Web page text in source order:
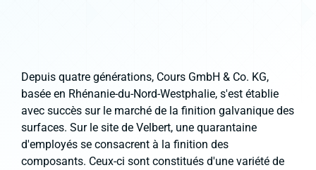
Depuis quatre générations, Cours GmbH & Co. KG,
basée en Rhénanie-du-Nord-Westphalie, s'est établie
avec succès sur le marché de la finition galvanique des
surfaces. Sur le site de Velbert, une quarantaine
d'employés se consacrent à la finition des
composants. Ceux-ci sont constitués d'une variété de